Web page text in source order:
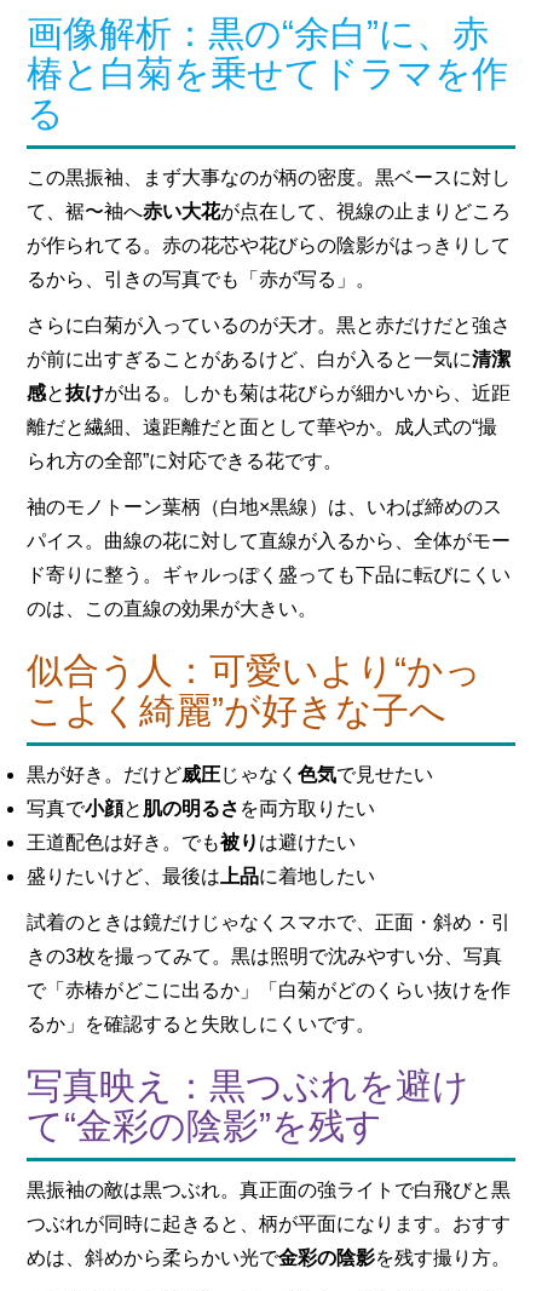
画像解析：黒の“余白”に、赤
椿と白菊を乗せてドラマを作
る
この黒振袖、まず大事なのが柄の密度。黒ベースに対し
て、裾〜袖へ赤い大花が点在して、視線の止まりどころ
が作られてる。赤の花芯や花びらの陰影がはっきりして
るから、引きの写真でも「赤が写る」。
さらに白菊が入っているのが天才。黒と赤だけだと強さ
が前に出すぎることがあるけど、白が入ると一気に清潔
感と抜けが出る。しかも菊は花びらが細かいから、近距
離だと繊細、遠距離だと面として華やか。成人式の“撮
られ方の全部”に対応できる花です。
袖のモノトーン葉柄（白地×黒線）は、いわば締めのス
パイス。曲線の花に対して直線が入るから、全体がモー
ド寄りに整う。ギャルっぽく盛っても下品に転びにくい
のは、この直線の効果が大きい。
似合う人：可愛いより“かっ
こよく綺麗”が好きな子へ
黒が好き。だけど威圧じゃなく色気で見せたい
写真で小顔と 肌の明るさ を両方取りたい
王道配色は好き。でも被り は避けたい
盛りたいけど、最後は 上品に着地したい
試着のときは鏡だけじゃなくスマホで、正面・斜め・引
きの3枚を撮ってみて。黒は照明で沈みやすい分、写真
で「赤椿がどこに出るか」「白菊がどのくらい抜けを作
るか」を確認すると失敗しにくいです。
写真映え：黒つぶれを避け
て“金彩の陰影”を残す
黒振袖の敵は黒つぶれ。真正面の強ライトで白飛びと黒
つぶれが同時に起きると、柄が平面になります。おすす
めは、斜めから柔らかい光で金彩の陰影を残す撮り方。